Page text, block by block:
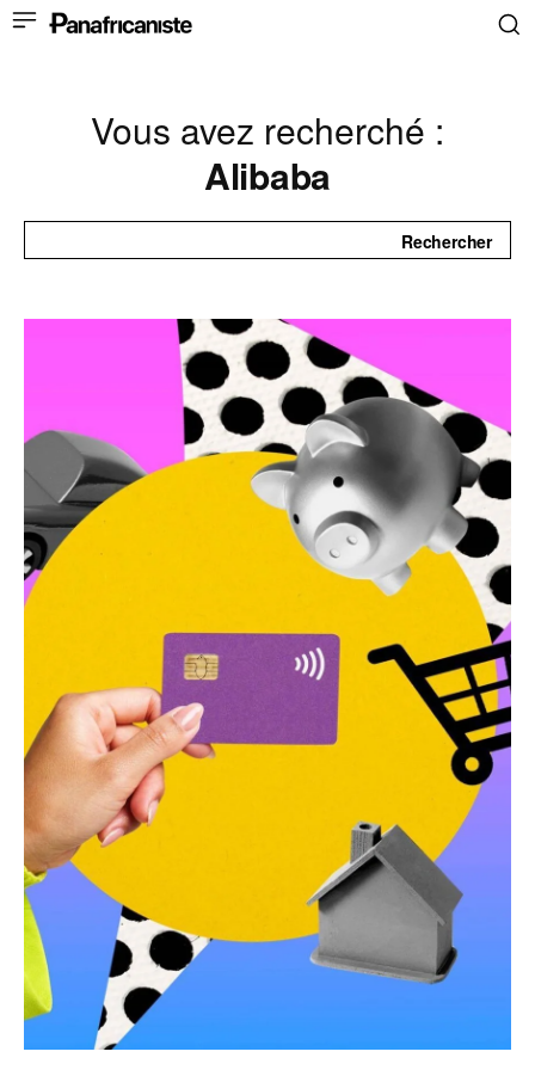
Vous avez recherché :
Alibaba
Rechercher